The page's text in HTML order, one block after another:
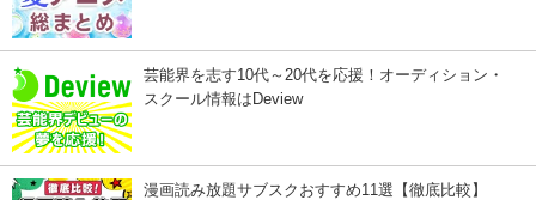
芸能界を志す10代～20代を応援！オーディション・
スクール情報はDeview
漫画読み放題サブスクおすすめ11選【徹底比較】